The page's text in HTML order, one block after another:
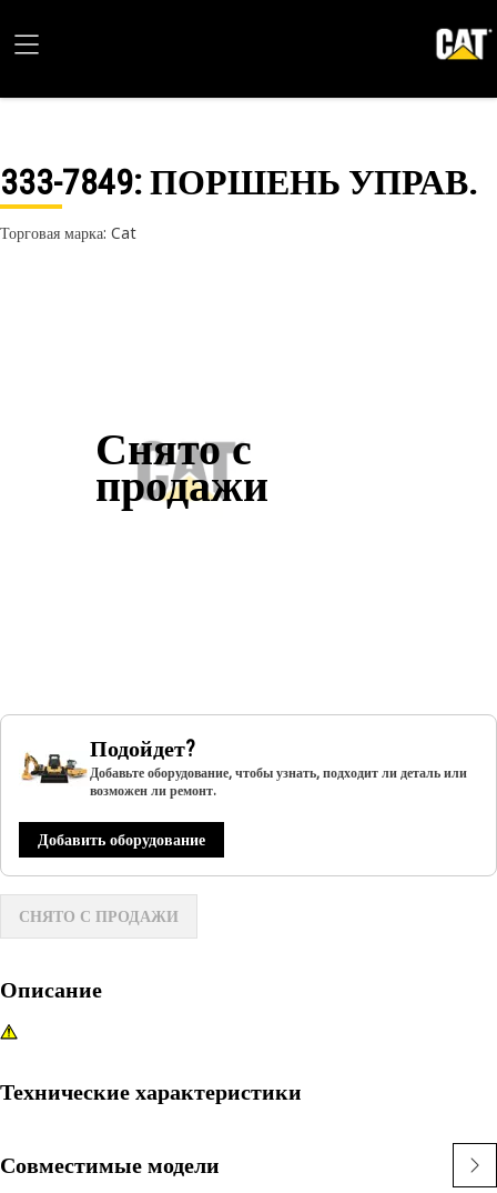
333-7849: ПОРШЕНЬ УПРАВ.
Торговая марка: Cat
Снято с
продажи
Подойдет?
Добавьте оборудование, чтобы узнать, подходит ли деталь или
возможен ли ремонт.
Добавить оборудование
СНЯТО С ПРОДАЖИ
Описание
Технические характеристики
Совместимые модели